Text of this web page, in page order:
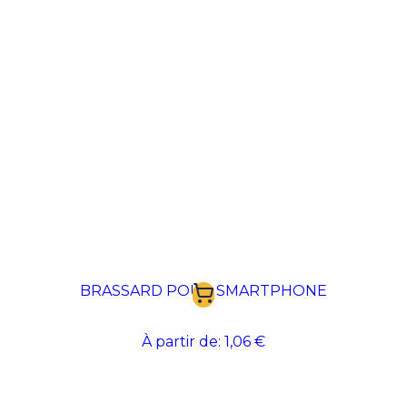
BRASSARD POUR SMARTPHONE
À partir de: 1,06 €